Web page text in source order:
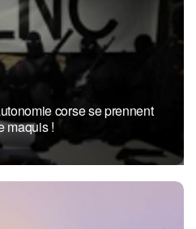
corse se prennent
maquis !